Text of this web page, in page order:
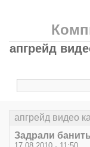
апгрейд
апгрейд видео
Задрали банить